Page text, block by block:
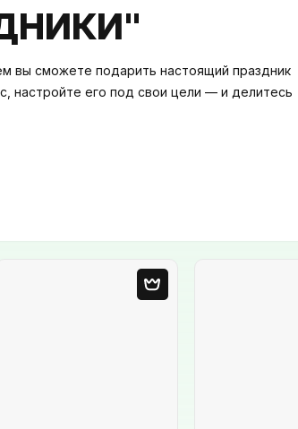
вы сможете подарить настоящий праздник
настройте его под свои цели — и делитесь